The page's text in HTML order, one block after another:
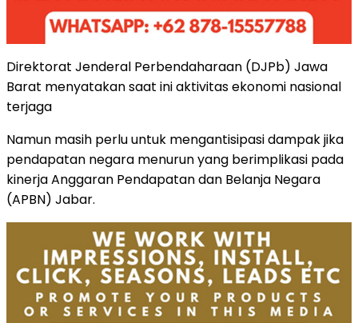
Direktorat Jenderal Perbendaharaan (DJPb) Jawa
Barat menyatakan saat ini aktivitas ekonomi nasional
terjaga
Namun masih perlu untuk mengantisipasi dampak jika
pendapatan negara menurun yang berimplikasi pada
kinerja Anggaran Pendapatan dan Belanja Negara
(APBN) Jabar.